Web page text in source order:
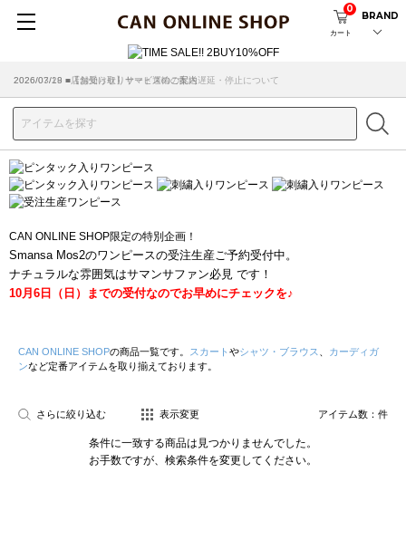
カート
0
BRAND
2026/07/29 ■【お知らせ】ヤマト運輸の配送遅延・停止について
2026/03/18 ■店舗受け取りサービスのご案内
CAN ONLINE SHOP限定の特別企画！
Smansa Mos2のワンピースの受注生産ご予約受付中。
ナチュラルな雰囲気はサマンサファン必見 です！
10月6日（日）までの受付なのでお早めにチェックを♪
CAN ONLINE SHOPの商品一覧です。 スカート やシャツ・ブラウス
カーディガ
ンなど定番アイテムを取り揃えております。
さらに絞り込む 表示変更 アイテム数： 件
条件に一致する商品は見つかりませんでした。
お手数ですが、検索条件を変更してください。